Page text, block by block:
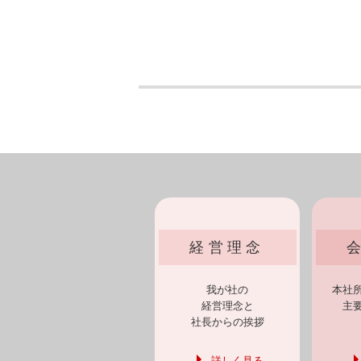
経営理念
我が社の
経営理念と
社長からの挨拶
本社
主